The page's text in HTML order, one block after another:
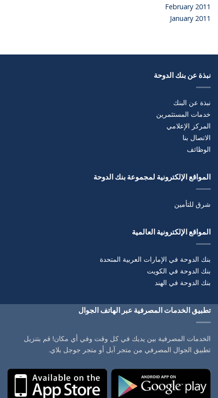
February 2011
January 2011
نبذة عن بنك الدوحة
نبذة عن البنك
خدمات المستثمرين
المركز الإعلامي
الاتصال بنا
الوظائف
المواقع الإلكترونية لمجموعة بنك الدوحة
شرق للتأمين
المواقع الإلكترونية العالمية
بنك الدوحة في الإمارات العربية المتحدة
بنك الدوحة في الكويت
بنك الدوحة في الهند
تطبيق الخدمات المصرفية عبر الهاتف الجوال
الخدمات المصرفية بين يديك في كل وقت وفي أي مكان! قم بتنزيل
تطبيق الجوال المصرفي من متجر آبل أو متجر جوجل بلاي.